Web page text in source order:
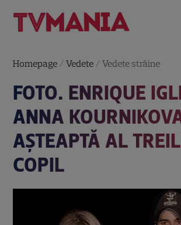
Homepage /Vedete /Vedete străine
FOTO. ENRIQUE
ANNA
AȘTEAPTĂ AL
COPIL